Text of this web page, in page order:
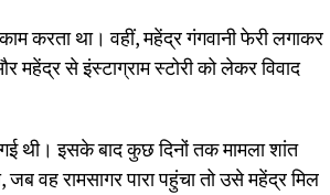
करता था। वहीं, महेंद्र गंगवानी फेरी लगाकर
महेंद्र से इंस्टाग्राम स्टोरी को लेकर विवाद
थी। इसके बाद कुछ दिनों तक मामला शांत
जब वह रामसागर पारा पहुंचा तो उसे महेंद्र मिल